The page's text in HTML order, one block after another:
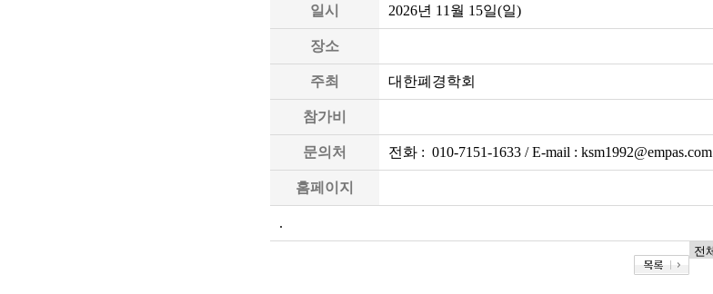
일시 2026년 11월 15일(일)
장소
주최 대한폐경학회
참가비
문의처 전화 : 010-7151-1633 / E-mail : ksm1992@empas.com
홈페이지
.